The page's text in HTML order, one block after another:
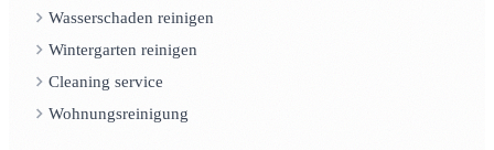
Wasserschaden reinigen
Wintergarten reinigen
Cleaning service
Wohnungsreinigung